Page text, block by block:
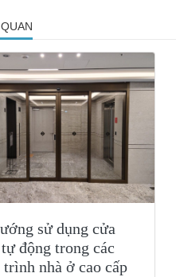
sử dụng cửa
động trong các
trình nhà ở cao cấp